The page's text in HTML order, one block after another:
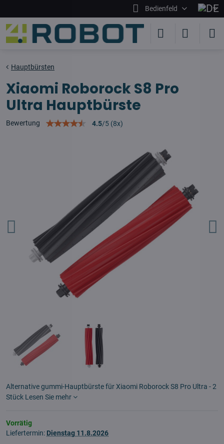
Bedienfeld
Hauptbürsten
Xiaomi Roborock S8 Pro
Ultra Hauptbürste
Bewertung 4.5/5 (8x)
Alternative gummi-Hauptbürste für Xiaomi Roborock S8 Pro Ultra - 2
Stück Lesen Sie mehr
Vorrätig
Liefertermin: Dienstag 11.8.2026